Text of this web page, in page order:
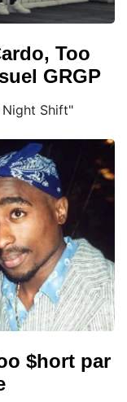
Too
GRGP
Shift"
$hort par